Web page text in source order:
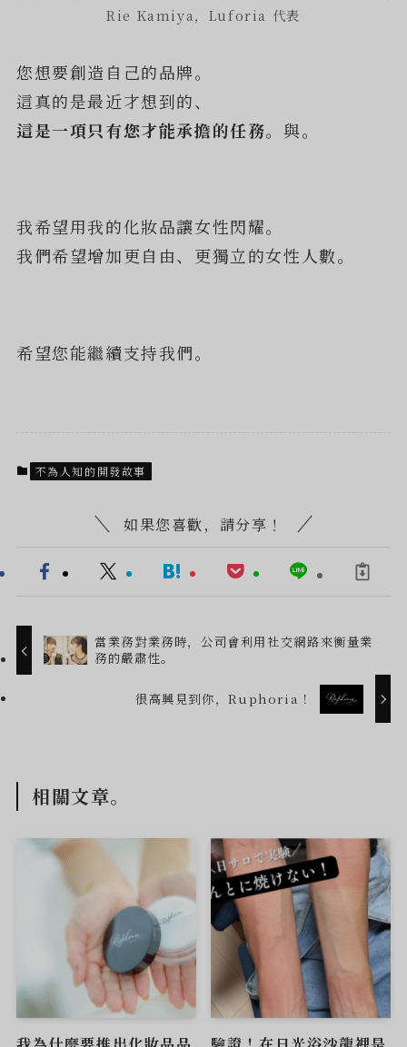
Rie Kamiya，Luforia 代表
您想要創造自己的品牌。
這真的是最近才想到的、
這是一項只有您才能承擔的任務。與。
我希望用我的化妝品讓女性閃耀。
我們希望增加更自由、更獨立的女性人數。
希望您能繼續支持我們。
不為人知的開發故事
如果您喜歡，請分享！
當業務對業務時，公司會利用社交網路來衡量業
務的嚴肅性。
很高興見到你，Ruphoria！
相關文章。